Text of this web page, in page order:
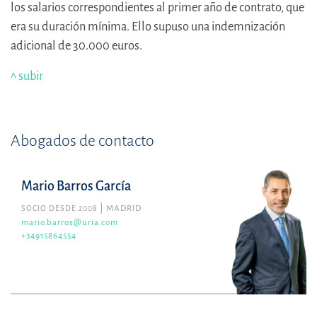
los salarios correspondientes al primer año de contrato, que
era su duración mínima. Ello supuso una indemnización
adicional de 30.000 euros.
^ subir
Abogados de contacto
Mario Barros García
SOCIO DESDE 2008
MADRID
mario.barros@uria.com
+34915864554